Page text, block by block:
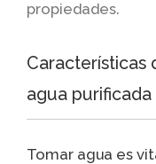
propiedades.
Características
agua purificada
Tomar agua es